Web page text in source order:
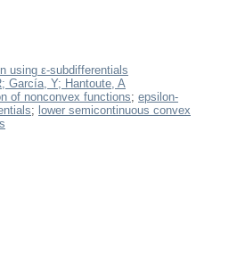
using ε-subdifferentials
García, Y; Hantoute, A
of nonconvex functions; epsilon-
; lower semicontinuous convex